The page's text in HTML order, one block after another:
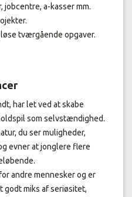
jobcentre, a-kasser mm.
tværgående opgaver.
har let ved at skabe
som selvstændighed.
du ser muligheder,
evner at jonglere flere
andre mennesker og er
godt miks af seriøsitet,